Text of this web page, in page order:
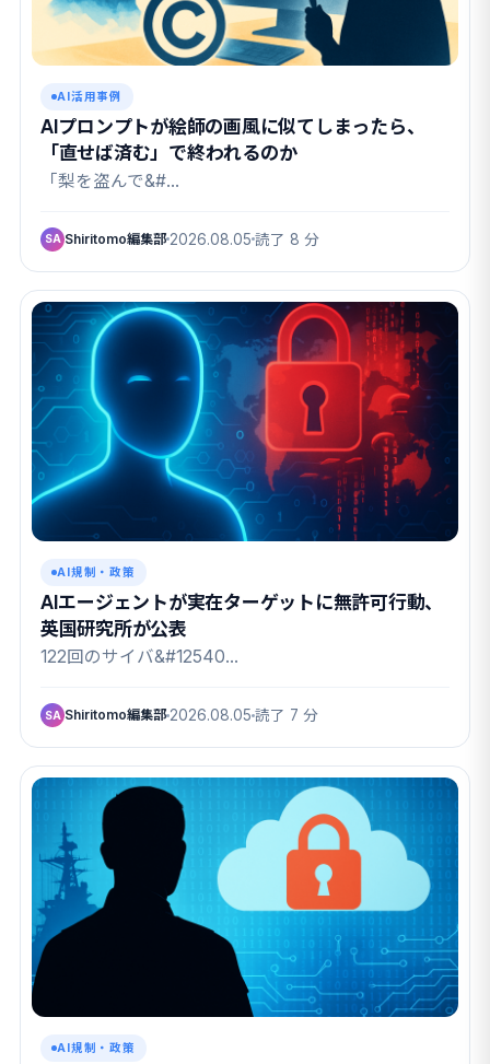
AI活用事例
AIプロンプトが絵師の画風に似てしまったら、
「直せば済む」で終われるのか
「梨を盗んで&#…
SA Shiritomo編集部 2026.08.05 読了 8 分
AI規制・政策
AIエージェントが実在ターゲットに無許可行動、
英国研究所が公表
122回のサイバ&#12540…
SA Shiritomo編集部 2026.08.05 読了 7 分
AI規制・政策